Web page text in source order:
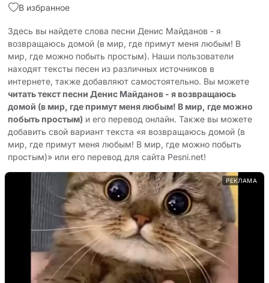
В избранное
Здесь вы найдете слова песни Денис Майданов - я
возвращаюсь домой (в мир, где примут меня любым! В
мир, где можно побыть простым). Наши пользователи
находят тексты песен из различных источников в
интернете, также добавляют самостоятельно. Вы можете
читать текст песни Денис Майданов - я возвращаюсь
домой (в мир, где примут меня любым! В мир, где можно
побыть простым) и его перевод онлайн. Также вы можете
добавить свой вариант текста «я возвращаюсь домой (в
мир, где примут меня любым! В мир, где можно побыть
простым)» или его перевод для сайта Pesni.net!
РЕКЛАМА